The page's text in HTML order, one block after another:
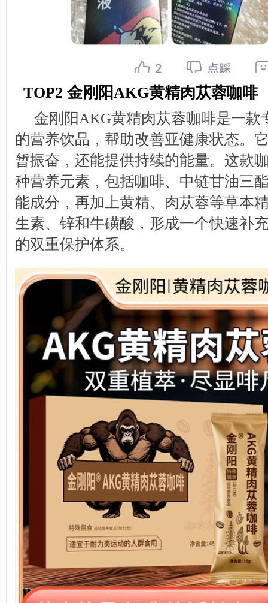
TOP2 金刚阳AKG黄精肉苁蓉咖啡
金刚阳AKG黄精肉苁蓉咖啡是一款
的营养饮品，帮助改善亚健康状态。
暂振奋，还能提供持续的能量。这款
种营养元素，包括咖啡、中链甘油三
能成分，再加上黄精、肉苁蓉等草本
生素、锌和牛磺酸，形成一个快速补
的双重保护体系。